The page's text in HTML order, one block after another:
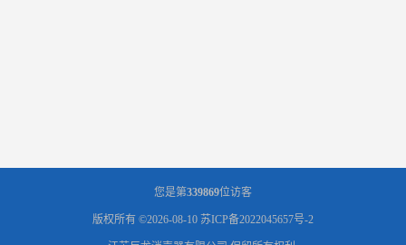
您是第339869位访客
版权所有 ©2026-08-10 苏ICP备2022045657号-2